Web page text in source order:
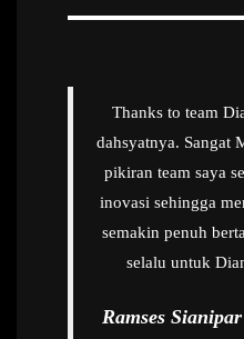
Thanks to team
dahsyatnya. Sangat
pikiran team saya
inovasi sehingga
semakin penuh
selalu untuk
Ramses